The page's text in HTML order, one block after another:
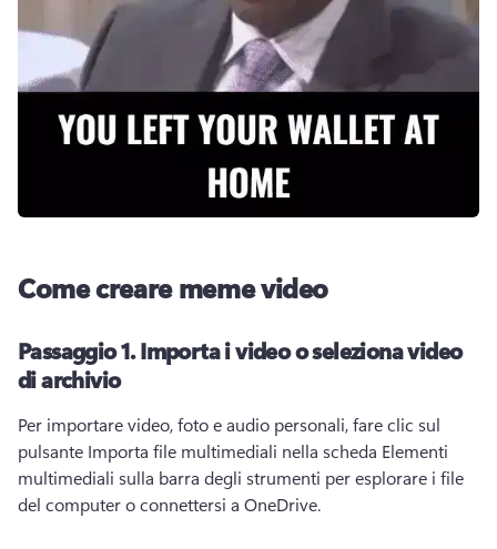
Come creare meme video
Passaggio 1.Importa i video o seleziona video
di archivio
Per importare video, foto e audio personali, fare clic sul
pulsante Importa file multimediali nella scheda Elementi
multimediali sulla barra degli strumenti per esplorare i file
del computer o connettersi a OneDrive.